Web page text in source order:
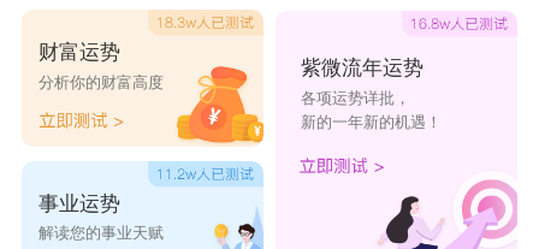
助双鱼男踏踏实实地生活，两人性格优势互补使得
他们是很适合在一起的的一对。
小编还有更多有关金牛座和双鱼座的内容进行
分享。
金牛座和双鱼座配对指数：80
配对比重：
56:44
财富运势
分析你的财富高度
事业运势
解读您的事业天赋
紫微流年运势
各项运势详批，
新的一年新的机遇！